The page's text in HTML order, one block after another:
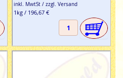
inkl. MwtSt / zzgl. Versand
1kg / 196,67 €